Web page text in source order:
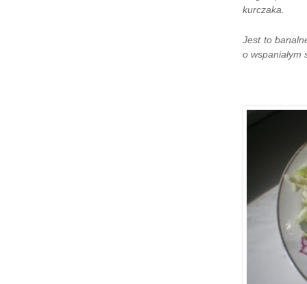
kurczaka.
Jest to
o wspaniałym